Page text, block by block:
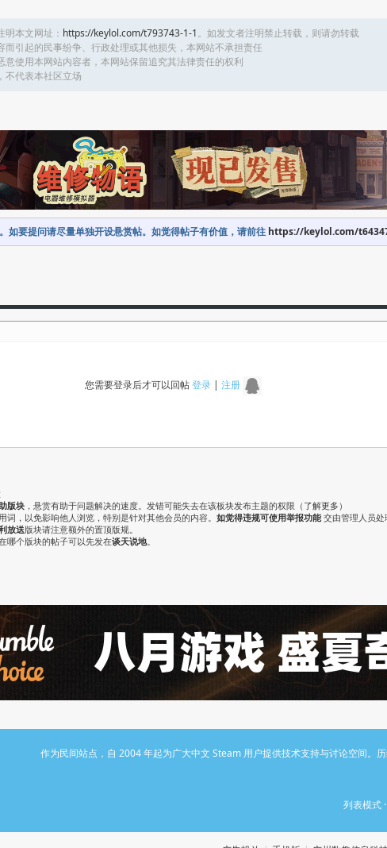
本文网址： https://keylol.com/t793743-1-1。如发文者注明禁止转载，则请勿转载
引起的民事纷争、行政处理或其他损失，本网站不承担责任
使用本网站内容者，本网站保留追究其法律责任的权利
不代表本社区立场
如要提问请尽量单独开设悬赏帖。如觉得帖子有价值，请前往 https://keylol.com/
您需要登录后才可以回帖登录| 注册
版块 ，悬赏有助于问题解决的速度。发错可能失去在该板块发布主题的权限（ 了解更多 ）
，以免影响他人浏览，特别是针对其他会员的内容。 如觉得违规可使用举报功能 交由管理人员处
放送版块请注意额外的置顶版规。
哪个版块的帖子可以先发在谈天说地。
作为民间站点，自 2004 年起为广大中文 Steam 用户提供技术支持与讨论空间。历
列表模式 ·